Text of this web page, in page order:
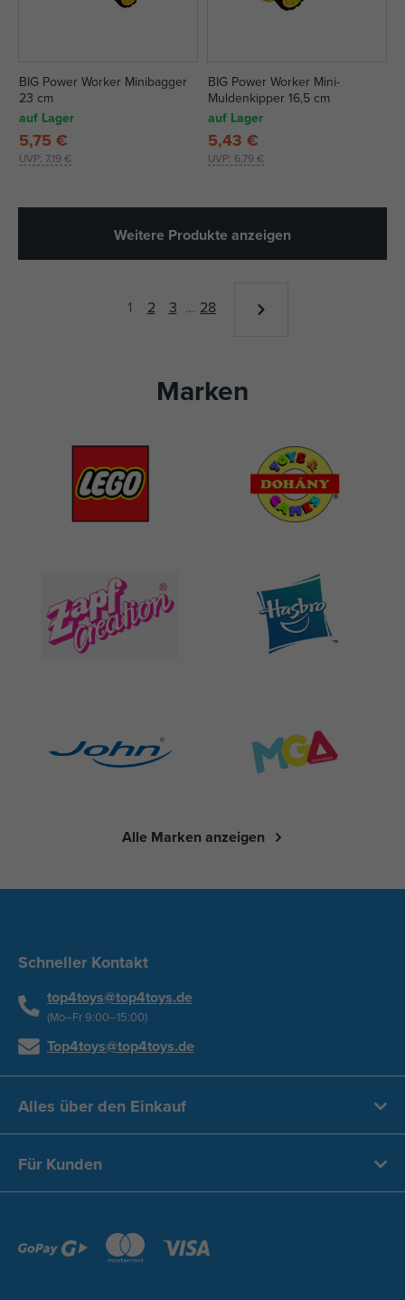
BIG Power Worker Minibagger
23 cm
auf Lager
UVP: 7,19 €
5,75 €
BIG Power Worker Mini-
Muldenkipper 16,5 cm
auf Lager
UVP: 6,79 €
5,43 €
Weitere Produkte anzeigen
1 2 3 … 28
Marken
Alle Marken anzeigen
Schneller Kontakt
top4toys@top4toys.de
(Mo–Fr 9:00–15:00)
Top4toys@top4toys.de
Alles über den Einkauf
Für Kunden